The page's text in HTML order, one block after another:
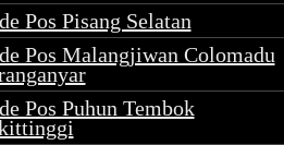
Pos Pisang Selatan
Pos Malangjiwan Colomadu
Pos Puhun Tembok